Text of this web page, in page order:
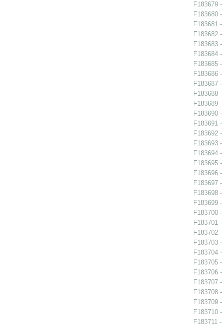
F183679
F183680
F183681
F183682
F183683
F183684
F183685
F183686
F183687
F183688
F183689
F183690
F183691
F183692
F183693
F183694
F183695
F183696
F183697
F183698
F183699
F183700
F183701
F183702
F183703
F183704
F183705
F183706
F183707
F183708
F183709
F183710
F183711